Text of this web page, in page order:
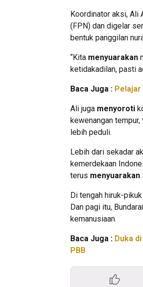
Koordinator aksi, Ali
(FPN) dan digelar
bentuk panggilan
“Kita menyuarakan
ketidakadilan, pasti
Baca Juga :
Ali juga menyoroti
kewenangan
lebih peduli.
Lebih dari sekadar
kemerdekaan
terus menyuarakan
Di tengah hiruk-
Dan pagi itu,
kemanusiaan.
Baca Juga : Duka
PBB